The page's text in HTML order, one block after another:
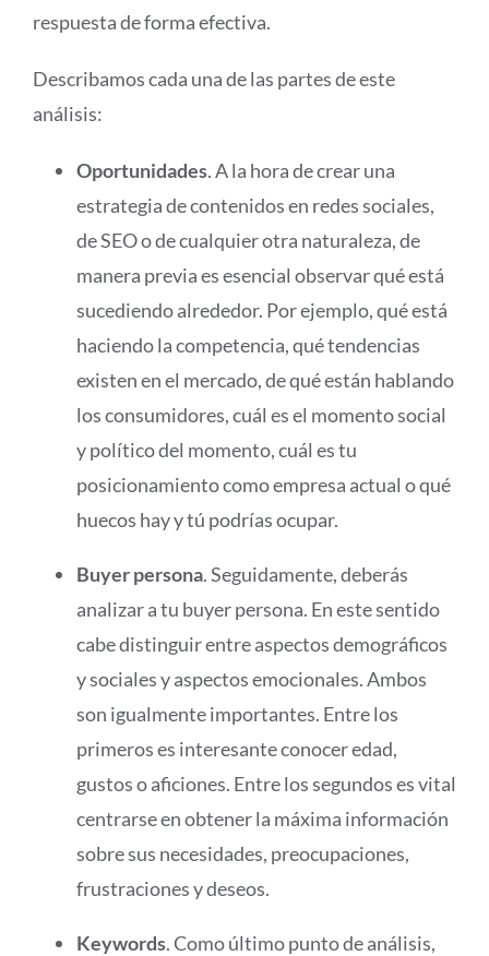
respuesta de forma efectiva.
Describamos cada una de las partes de este
análisis:
Oportunidades. A la hora de crear una
estrategia de contenidos en redes sociales,
de SEO o de cualquier otra naturaleza, de
manera previa es esencial observar qué está
sucediendo alrededor. Por ejemplo, qué está
haciendo la competencia, qué tendencias
existen en el mercado, de qué están hablando
los consumidores, cuál es el momento social
y político del momento, cuál es tu
posicionamiento como empresa actual o qué
huecos hay y tú podrías ocupar.
Buyer persona. Seguidamente, deberás
analizar a tu buyer persona. En este sentido
cabe distinguir entre aspectos demográficos
y sociales y aspectos emocionales. Ambos
son igualmente importantes. Entre los
primeros es interesante conocer edad,
gustos o aficiones. Entre los segundos es vital
centrarse en obtener la máxima información
sobre sus necesidades, preocupaciones,
frustraciones y deseos.
Keywords. Como último punto de análisis,